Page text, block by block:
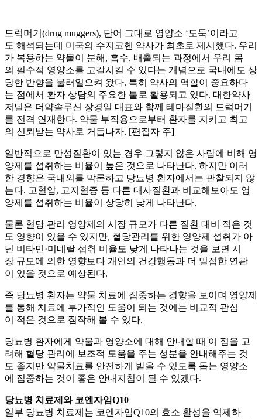
드럭머거(drug muggers), 단어 그대로 영양소 ‘도둑’이라고
도 해석되는데 미국의 수지코헨 약사가 최초로 제시했다. 우리
가 복용하는 약물이 분해, 흡수, 배출되는 과정에서 우리 몸
의 필수적 영양소를 고갈시킬 수 있다는 개념으로 국내에도 상
당한 반향을 불러일으켜 왔다. 특히 약사의 역할이 중요하다
는 점에서 환자 상담의 주요한 툴로 활용되고 있다. 대한약사
저널은 더약솔루션 장경일 대표와 함께 테마질환의 드럭머거
를 전격 연재한다. 약물 부작용으로부터 환자를 지키고 최고
의 신뢰받는 약사로 거듭나자. [편집자 주]
일반적으로 만성질환이 있는 경우 그렇지 않은 사람에 비해 영
양제를 섭취하는 비율이 높은 것으로 나타난다. 하지만 이러
한 경향은 국내외를 막론하고 당뇨병 환자에서는 관찰되지 않
는다. 고혈압, 고지혈증 등 다른 대사질환과 비교해보아도 영
양제를 섭취하는 비율이 상당히 낮게 나타난다.
물론 혈당 관리 영양제의 시장 규모가 다른 질환 대비 적은 것
도 영향이 있을 수 있지만, 혈당관리를 위한 영양제 섭취가 아
닌 비타민·미네랄 섭취 비율도 낮게 나타나는 것을 보면 시
장 규모에 의한 영향보다 개인의 건강행동과 더 밀접한 연관
이 있을 것으로 예상된다.
즉 당뇨병 환자는 약물 치료에 집중하는 경향을 보이며 영양제
를 통해 치료에 부가적인 도움이 되는 것에는 비교적 관심
이 적은 것으로 짐작해 볼 수 있다.
당뇨병 환자에게 약물과 영양소에 대해 안내할 때 이 점을 고
려해 혈당 관리에 보조적 도움을 주는 성분을 안내해주는 것
도 좋지만 약물치료를 안전하게 받을 수 있도록 돕는 영양소
에 집중하는 것이 좋은 안내지침이 될 수 있겠다.
당뇨병 치료제와 코엔자임Q10
일부 당뇨병 치료제는 코엔자임Q10의 효소 활성을 억제하